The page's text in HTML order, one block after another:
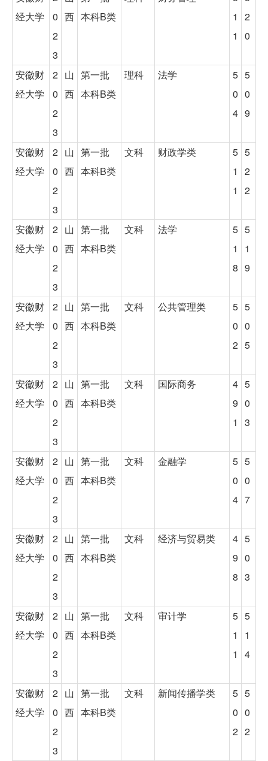
经大学
0
2
3
西 本科B类
1
1
2
0
安徽财
经大学
2
0
2
3
山
西
第一批
本科B类
理科 法学
5
0
4
5
0
9
安徽财
经大学
2
0
2
3
山
西
第一批
本科B类
文科 财政学类
5
1
1
5
2
2
安徽财
经大学
2
0
2
3
山
西
第一批
本科B类
文科 法学
5
1
8
5
1
9
安徽财
经大学
2
0
2
3
山
西
第一批
本科B类
文科 公共管理类
5
0
2
5
0
5
安徽财
经大学
2
0
2
3
山
西
第一批
本科B类
文科 国际商务
4
9
1
5
0
3
安徽财
经大学
2
0
2
3
山
西
第一批
本科B类
文科 金融学
5
0
4
5
0
7
安徽财
经大学
2
0
2
3
山
西
第一批
本科B类
文科 经济与贸易类
4
9
8
5
0
3
安徽财
经大学
2
0
2
3
山
西
第一批
本科B类
文科 审计学
5
1
1
5
1
4
安徽财
经大学
2
0
2
3
山
西
第一批
本科B类
文科 新闻传播学类
5
0
2
5
0
2